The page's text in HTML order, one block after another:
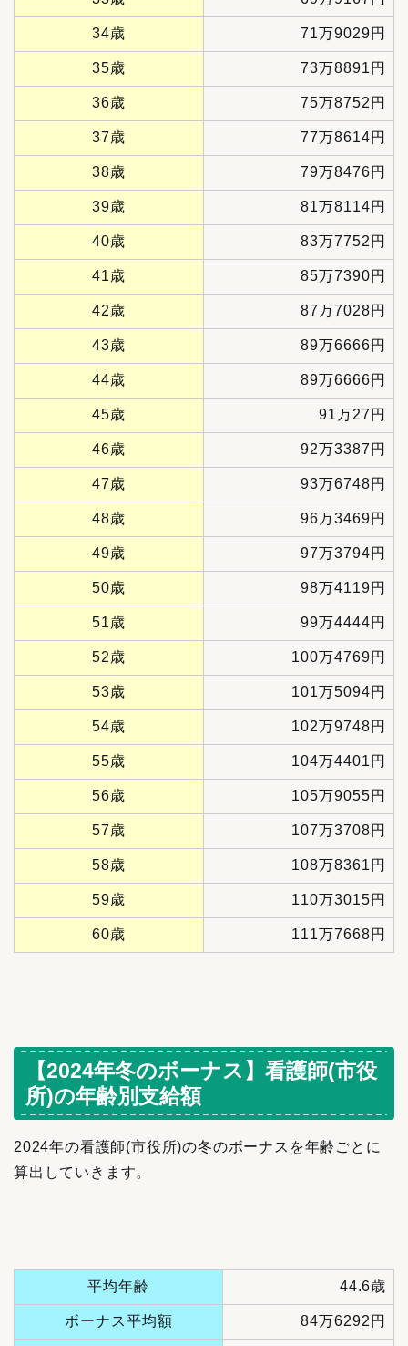
34歳 71万9029円
35歳 73万8891円
36歳 75万8752円
37歳 77万8614円
38歳 79万8476円
39歳 81万8114円
40歳 83万7752円
41歳 85万7390円
42歳 87万7028円
43歳 89万6666円
44歳 89万6666円
45歳 91万27円
46歳 92万3387円
47歳 93万6748円
48歳 96万3469円
49歳 97万3794円
50歳 98万4119円
51歳 99万4444円
52歳 100万4769円
53歳 101万5094円
54歳 102万9748円
55歳 104万4401円
56歳 105万9055円
57歳 107万3708円
58歳 108万8361円
59歳 110万3015円
60歳 111万7668円
【2024年冬のボーナス】看護師(市役
所)の年齢別支給額
2024年の看護師(市役所)の冬のボーナスを年齢ごとに
算出していきます。
平均年齢 44.6歳
ボーナス平均額 84万6292円